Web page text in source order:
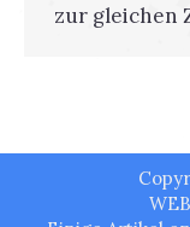
zur gleichen